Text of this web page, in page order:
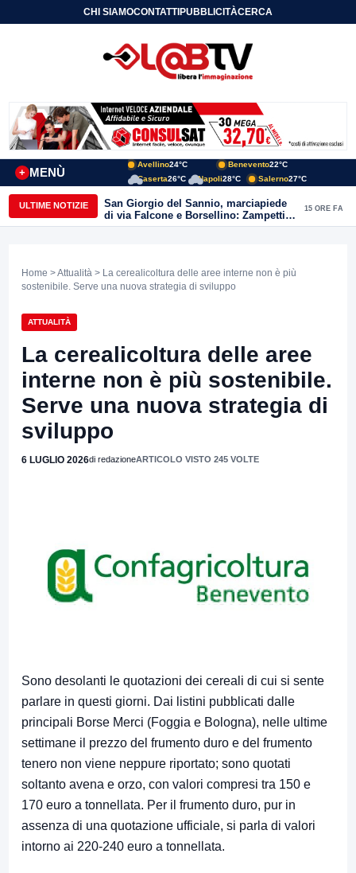
CHI SIAMOCONTATTIPUBBLICITÀCERCA
MENÙ
+
Avellino24°C Benevento22°C
Caserta26°C Napoli28°C Salerno27°C
ULTIME NOTIZIE
San Giorgio del Sannio, marciapiede
di via Falcone e Borsellino: Zampetti e
Lombardi replicano alle polemiche
15 ORE FA
Home >Attualità > La cerealicoltura delle aree interne non è più
sostenibile. Serve una nuova strategia di sviluppo
ATTUALITÀ
La cerealicoltura delle aree
interne non è più sostenibile.
Serve una nuova strategia di
sviluppo
6 LUGLIO 2026di redazioneARTICOLO VISTO 245 VOLTE
Sono desolanti le quotazioni dei cereali di cui si sente
parlare in questi giorni. Dai listini pubblicati dalle
principali Borse Merci (Foggia e Bologna), nelle ultime
settimane il prezzo del frumento duro e del frumento
tenero non viene neppure riportato; sono quotati
soltanto avena e orzo, con valori compresi tra 150 e
170 euro a tonnellata. Per il frumento duro, pur in
assenza di una quotazione ufficiale, si parla di valori
intorno ai 220-240 euro a tonnellata.